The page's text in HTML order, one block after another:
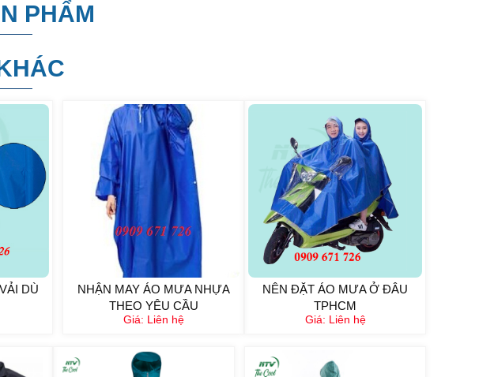
PHẨM
DÙ
NHẬN MAY ÁO MƯA NHỰA
THEO YÊU CẦU
Giá: Liên hệ
NÊN ĐẶT ÁO MƯA Ở ĐÂU
TPHCM
Giá: Liên hệ